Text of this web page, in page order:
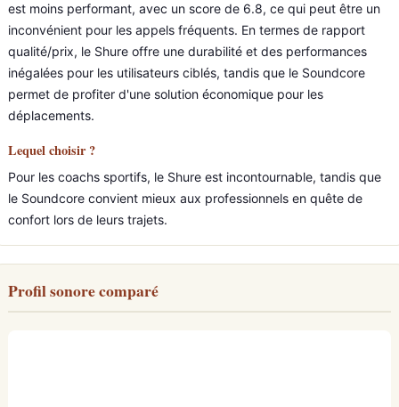
est moins performant, avec un score de 6.8, ce qui peut être un
inconvénient pour les appels fréquents. En termes de rapport
qualité/prix, le Shure offre une durabilité et des performances
inégalées pour les utilisateurs ciblés, tandis que le Soundcore
permet de profiter d'une solution économique pour les
déplacements.
Lequel choisir ?
Pour les coachs sportifs, le Shure est incontournable, tandis que
le Soundcore convient mieux aux professionnels en quête de
confort lors de leurs trajets.
Profil sonore comparé